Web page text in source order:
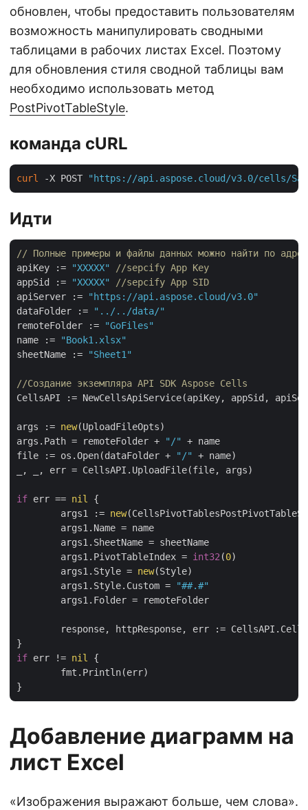
обновлен, чтобы предоставить пользователям
возможность манипулировать сводными
таблицами в рабочих листах Excel. Поэтому
для обновления стиля сводной таблицы вам
необходимо использовать метод
PostPivotTableStyle.
команда cURL
curl -X POST "https://api.aspose.cloud/v3.0/cells/
Идти
// Полные примеры и файлы данных можно найти по
apiKey :=
"XXXXX"
//sepcify App Key
appSid :=
"XXXXX"
//sepcify App SID
apiServer :=
"https://api.aspose.cloud/v3.0"
dataFolder :=
"../../data/"
remoteFolder :=
"GoFiles"
name :=
"Book1.xlsx"
sheetName :=
"Sheet1"
//Создание экземпляра API SDK Aspose Cells
CellsAPI := NewCellsApiService(apiKey, appSid,
args := new(UploadFileOpts)
args.Path = remoteFolder +
"/"
+ name
file := os.Open(dataFolder +
"/"
+ name)
_, _, err = CellsAPI.UploadFile(file, args)
if err == nil
{
	args1 :=
new
	args1.PivotTableIndex =
int32 (0)
	args1.Style =
new(Style)
	args1.Style.Custom =
"##.#"
if err != nil
{
Добавление диаграмм на
лист Excel
«Изображения выражают больше, чем слова».